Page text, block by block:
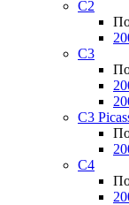
C2
C3
C3
C4